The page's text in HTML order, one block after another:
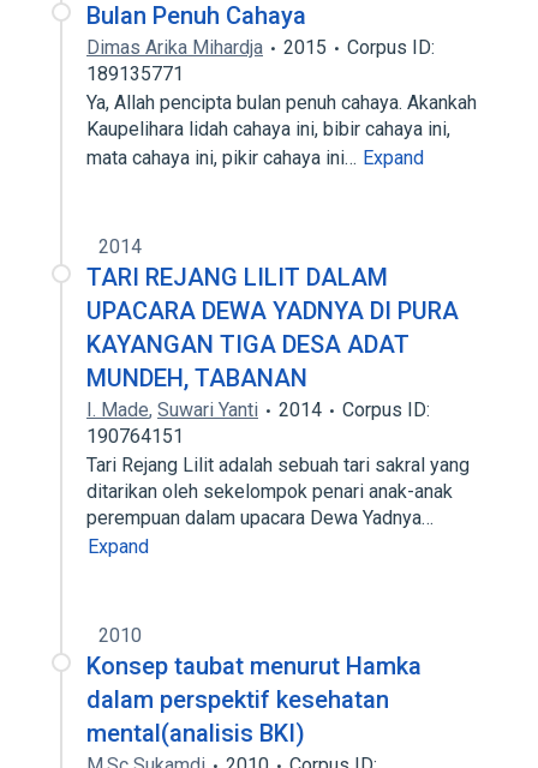
Bulan Penuh Cahaya
Dimas Arika Mihardja 2015
Corpus ID:
189135771
Ya, Allah pencipta bulan penuh cahaya. Akankah
Kaupelihara lidah cahaya ini, bibir cahaya ini,
mata cahaya ini, pikir cahaya ini… Expand
2014
TARI REJANG LILIT DALAM
UPACARA DEWA YADNYA DI PURA
KAYANGAN TIGA DESA ADAT
MUNDEH, TABANAN
I. Made, Suwari Yanti 2014
Corpus ID:
190764151
Tari Rejang Lilit adalah sebuah tari sakral yang
ditarikan oleh sekelompok penari anak-anak
perempuan dalam upacara Dewa Yadnya…
Expand
2010
Konsep taubat menurut Hamka
dalam perspektif kesehatan
mental(analisis BKI)